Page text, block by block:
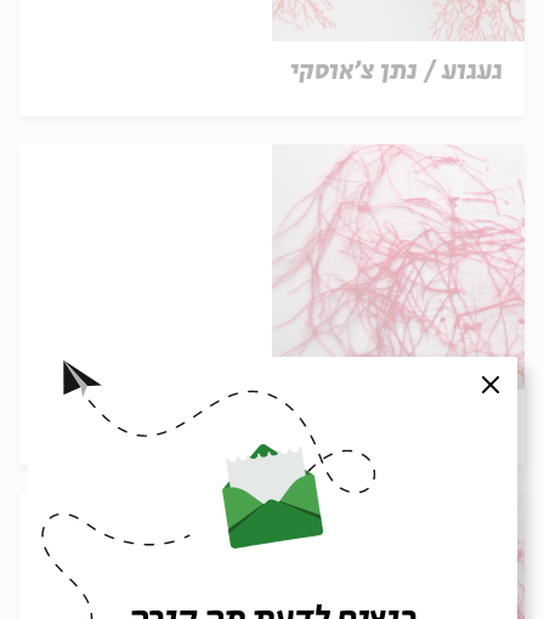
געגוע / נתן צ'אוסקי
דוידוף | עדיאל שושני
סגור